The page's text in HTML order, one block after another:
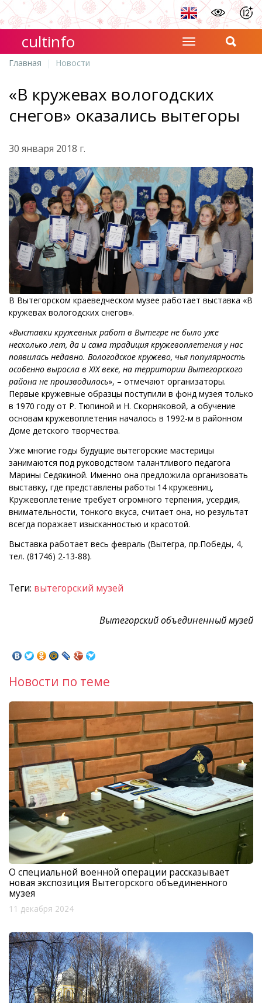
cultinfo
Главная Новости
«В кружевах вологодских
снегов» оказались вытегоры
30 января 2018 г.
В Вытегорском краеведческом музее работает выставка «В
кружевах вологодских снегов».
«Выставки кружевных работ в Вытегре не было уже
несколько лет, да и сама традиция кружевоплетения у нас
появилась недавно. Вологодское кружево, чья популярность
особенно выросла в XIX веке, на территории Вытегорского
района не производилось», – отмечают организаторы.
Первые кружевные образцы поступили в фонд музея только
в 1970 году от Р. Тюпиной и Н. Скорняковой, а обучение
основам кружевоплетения началось в 1992-м в районном
Доме детского творчества.
Уже многие годы будущие вытегорские мастерицы
занимаются под руководством талантливого педагога
Марины Седякиной. Именно она предложила организовать
выставку, где представлены работы 14 кружевниц.
Кружевоплетение требует огромного терпения, усердия,
внимательности, тонкого вкуса, считает она, но результат
всегда поражает изысканностью и красотой.
Выставка работает весь февраль (Вытегра, пр.Победы, 4,
тел. (81746) 2-13-88).
Теги: вытегорский музей
Вытегорский объединенный музей
Новости по теме
О специальной военной операции рассказывает
новая экспозиция Вытегорского объединенного
музея
11 декабря 2024